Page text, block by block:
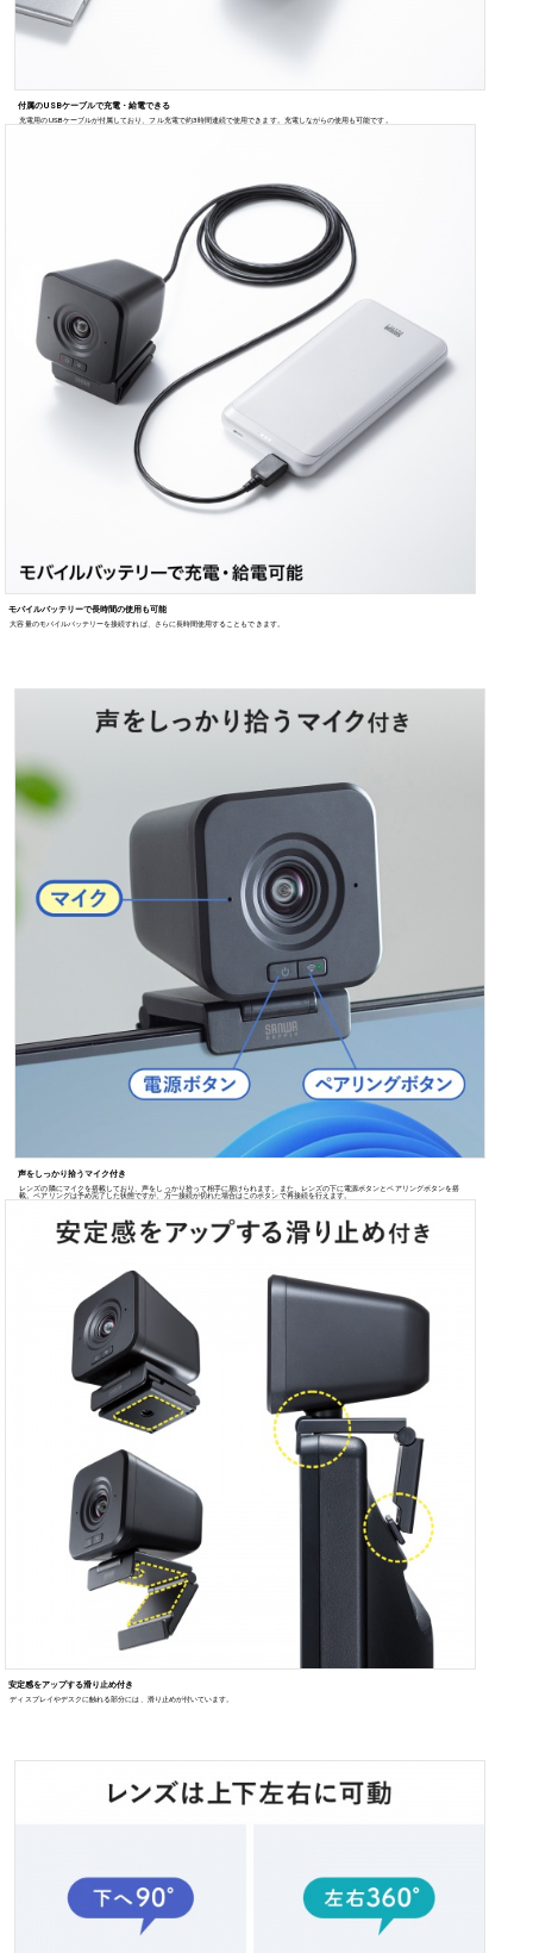
受信機を差すだけですぐに使える
USBビデオクラス（UVC）対応で、ドライバは不要です。受信機をパソコンに差すだけですぐに使えます。
３種類の設置方法